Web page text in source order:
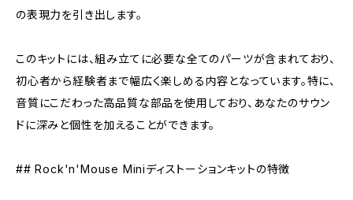
の表現力を引き出します。
このキットには、組み立てに必要な全てのパーツが含まれており、
初心者から経験者まで幅広く楽しめる内容となっています。特に、
音質にこだわった高品質な部品を使用しており、あなたのサウン
ドに深みと個性を加えることができます。
## Rock'n'Mouse Miniディストーションキットの特徴